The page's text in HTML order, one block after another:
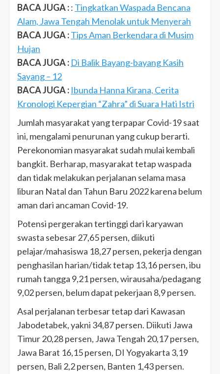
BACA JUGA :: Tingkatkan Waspada Bencana
Alam, Jawa Tengah Menolak untuk Menyerah
BACA JUGA :Tips Aman Berkendara di Musim
Hujan
BACA JUGA : Di Balik Bayang-bayang Kasih
Sayang – 12
BACA JUGA : Ibunda Hanna Kirana, Cerita
Kronologi Kepergian “Zahra” di Suara Hati Istri
Jumlah masyarakat yang terpapar Covid-19 saat
ini, mengalami penurunan yang cukup berarti.
Perekonomian masyarakat sudah mulai kembali
bangkit. Berharap, masyarakat tetap waspada
dan tidak melakukan perjalanan selama masa
liburan Natal dan Tahun Baru 2022 karena belum
aman dari ancaman Covid-19.
Potensi pergerakan tertinggi dari karyawan
swasta sebesar 27,65 persen, diikuti
pelajar/mahasiswa 18,27 persen, pekerja dengan
penghasilan harian/tidak tetap 13,16 persen, ibu
rumah tangga 9,21 persen, wirausaha/pedagang
9,02 persen, belum dapat pekerjaan 8,9 persen.
Asal perjalanan terbesar tetap dari Kawasan
Jabodetabek, yakni 34,87 persen. Diikuti Jawa
Timur 20,28 persen, Jawa Tengah 20,17 persen,
Jawa Barat 16,15 persen, DI Yogyakarta 3,19
persen, Bali 2,2 persen, Banten 1,43 persen.